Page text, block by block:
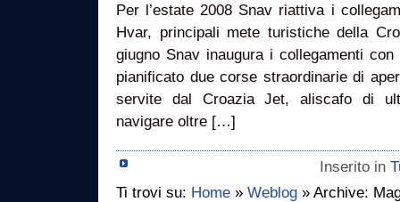
Per l’estate 2008 Snav riattiva i
Hvar, principali mete turistiche della
giugno Snav inaugura i collegamenti
pianificato due corse straordinarie di
servite dal Croazia Jet, aliscafo di
navigare oltre […]
Inserito in
Ti trovi su: Home » Weblog » Archive: